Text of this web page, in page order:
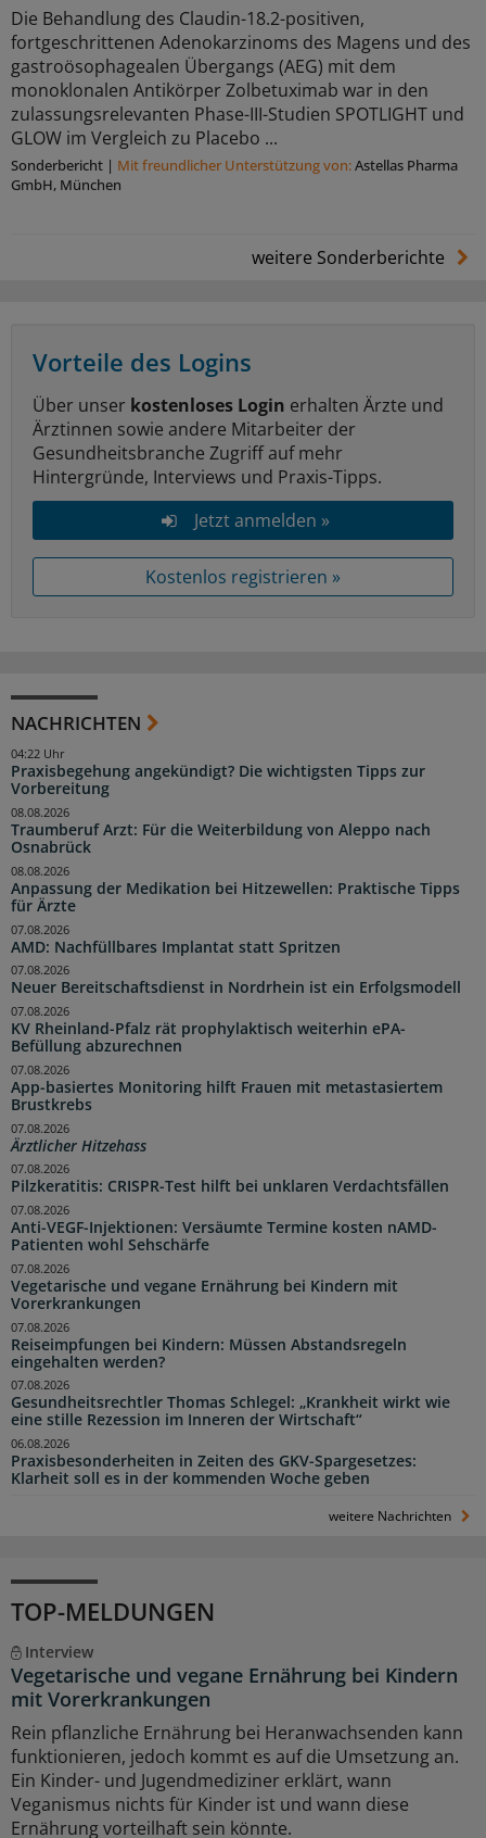
Die Behandlung des Claudin-18.2-positiven,
fortgeschrittenen Adenokarzinoms des Magens und des
gastroösophagealen Übergangs (AEG) mit dem
monoklonalen Antikörper Zolbetuximab war in den
zulassungsrelevanten Phase-III-Studien SPOTLIGHT und
GLOW im Vergleich zu Placebo ...
Sonderbericht | Mit freundlicher Unterstützung von:Astellas Pharma
GmbH, München
weitere Sonderberichte
Vorteile des Logins
Über unser kostenloses Login erhalten Ärzte und
Ärztinnen sowie andere Mitarbeiter der
Gesundheitsbranche Zugriff auf mehr
Hintergründe, Interviews und Praxis-Tipps.
Jetzt anmelden »
Kostenlos registrieren »
NACHRICHTEN
Praxisbegehung angekündigt? Die wichtigsten Tipps zur
Vorbereitung
04:22 Uhr
Traumberuf Arzt: Für die Weiterbildung von Aleppo nach
Osnabrück
08.08.2026
Anpassung der Medikation bei Hitzewellen: Praktische Tipps
für Ärzte
08.08.2026
AMD: Nachfüllbares Implantat statt Spritzen
07.08.2026
Neuer Bereitschaftsdienst in Nordrhein ist ein Erfolgsmodell
07.08.2026
KV Rheinland-Pfalz rät prophylaktisch weiterhin ePA-
Befüllung abzurechnen
07.08.2026
App-basiertes Monitoring hilft Frauen mit metastasiertem
Brustkrebs
07.08.2026
Ärztlicher Hitzehass
07.08.2026
Pilzkeratitis: CRISPR-Test hilft bei unklaren Verdachtsfällen
07.08.2026
Anti-VEGF-Injektionen: Versäumte Termine kosten nAMD-
Patienten wohl Sehschärfe
07.08.2026
Vegetarische und vegane Ernährung bei Kindern mit
Vorerkrankungen
07.08.2026
Reiseimpfungen bei Kindern: Müssen Abstandsregeln
eingehalten werden?
07.08.2026
Gesundheitsrechtler Thomas Schlegel: „Krankheit wirkt wie
eine stille Rezession im Inneren der Wirtschaft“
07.08.2026
Praxisbesonderheiten in Zeiten des GKV-Spargesetzes:
Klarheit soll es in der kommenden Woche geben
06.08.2026
weitere Nachrichten
TOP-MELDUNGEN
Interview
Vegetarische und vegane Ernährung bei Kindern
mit Vorerkrankungen
Rein pflanzliche Ernährung bei Heranwachsenden kann
funktionieren, jedoch kommt es auf die Umsetzung an.
Ein Kinder- und Jugendmediziner erklärt, wann
Veganismus nichts für Kinder ist und wann diese
Ernährung vorteilhaft sein könnte.